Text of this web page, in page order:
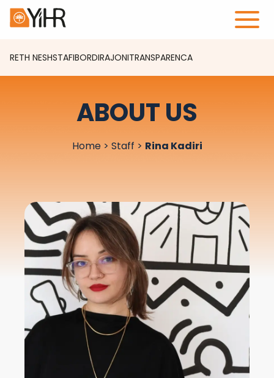
RETH NESHSTAFIBORDIRAJONITRANSPARENCA
ABOUT US
Home> Staff > Rina Kadiri